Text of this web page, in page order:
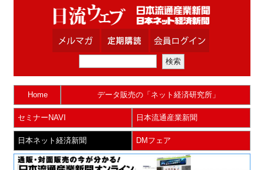
Home データ販売の「ネット経済研究所」
セミナーNAVI 日本流通産業新聞
日本ネット経済新聞 DMフェア